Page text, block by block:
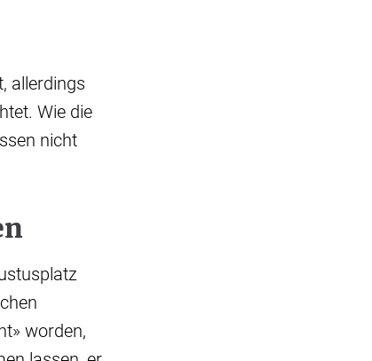
allerdings
Wie die
nicht
worden,